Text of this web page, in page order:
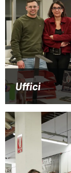
Uffici